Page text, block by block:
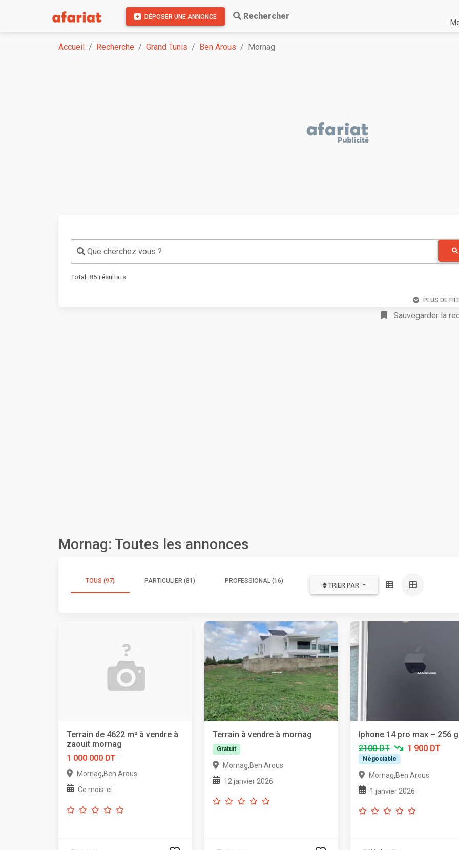
DÉPOSER UNE ANNONCE Rechercher
Accueil Recherche Grand Tunis Ben Arous Mornag
Que cherchez vous ?
Total: 85 résultats
PLUS DE
Sauvegarder la
Mornag: Toutes les annonces
TOUS (97) PARTICULIER (81) PROFESSIONAL (16)
TRIER PAR
Terrain de 4622 m² à vendre à
zaouit mornag
1 000 000 DT
Mornag,Ben Arous
Ce mois-ci
Terrain à vendre à mornag
Gratuit
Mornag,Ben Arous
12 janvier 2026
Iphone 14 pro max – 256
2100 DT
1 900 DT
Négociable
Mornag,Ben Arous
1 janvier 2026